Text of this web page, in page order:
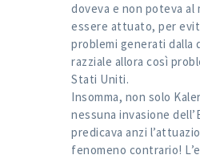
doveva e non poteva al
essere attuato, per
problemi generati dalla
razziale allora così
Stati Uniti.
Insomma, non solo
nessuna invasione
predicava anzi
fenomeno contrario!